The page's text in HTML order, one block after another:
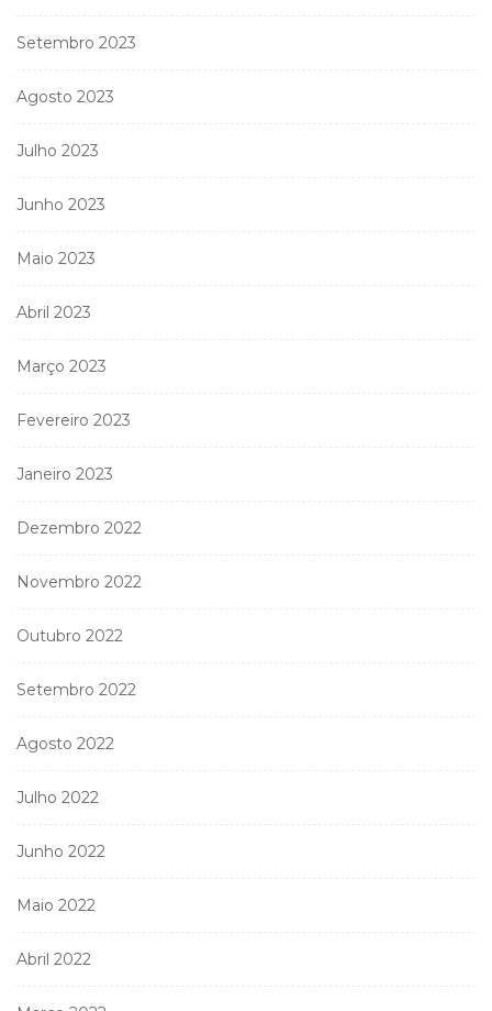
Setembro 2023
Agosto 2023
Julho 2023
Junho 2023
Maio 2023
Abril 2023
Março 2023
Fevereiro 2023
Janeiro 2023
Dezembro 2022
Novembro 2022
Outubro 2022
Setembro 2022
Agosto 2022
Julho 2022
Junho 2022
Maio 2022
Abril 2022